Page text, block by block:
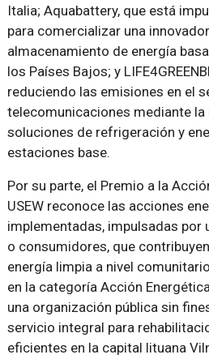
Italia; Aquabattery, que está
para comercializar una
almacenamiento de energía
los Países Bajos; y
reduciendo las emisiones en el
telecomunicaciones mediante
soluciones de refrigeración y
estaciones base.
Por su parte, el Premio a la
USEW reconoce las acciones
implementadas, impulsadas por
o consumidores, que
energía limpia a nivel
en la categoría Acción
una organización pública sin
servicio integral para
eficientes en la capital lituana